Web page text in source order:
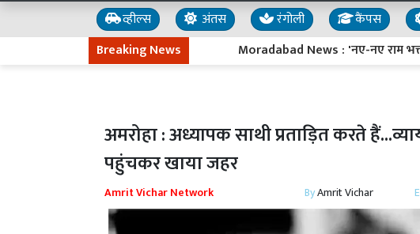
व्हील्स अंतस रंगोली कैंपस
Breaking News
Moradabad News : 'नए-नए राम भक्त बने
अमरोहा : अध्यापक साथी प्रताड़ित करते
पहुंचकर खाया जहर
Amrit Vichar Network ByAmrit Vichar